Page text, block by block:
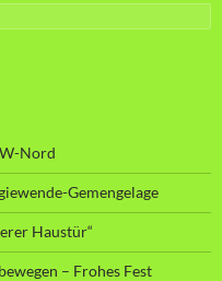
Nord
Gemengelage
Haustür“
– Frohes Fest